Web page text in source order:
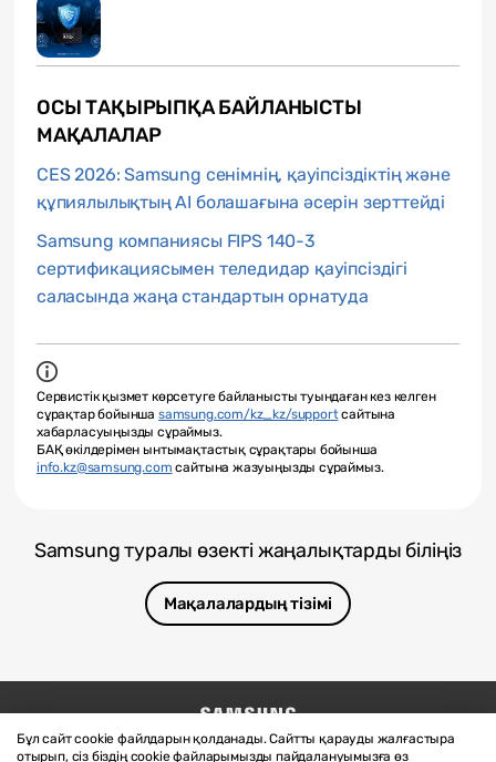
Бұл сайт cookie файлдарын қолданады. Сайтты қарауды жалғастыра
отырып, сіз біздің cookie файларымызды пайдалануымызға өз
ОСЫ ТАҚЫРЫПҚА БАЙЛАНЫСТЫ
МАҚАЛАЛАР
CES 2026: Samsung сенімнің, қауіпсіздіктің және
құпиялылықтың AI болашағына әсерін зерттейді
Samsung компаниясы FIPS 140-3
сертификациясымен теледидар қауіпсіздігі
саласында жаңа стандартын орнатуда
Сервистік қызмет көрсетуге байланысты туындаған кез келген
сұрақтар бойынша samsung.com/kz_kz/supportсайтына
хабарласуыңызды сұраймыз.
БАҚ өкілдерімен ынтымақтастық сұрақтары бойынша
info.kz@samsung.com сайтына жазуыңызды сұраймыз.
Samsung туралы өзекті жаңалықтарды біліңіз
Мақалалардың тізімі
Бізге жазыңыз SAMSUNG.COM